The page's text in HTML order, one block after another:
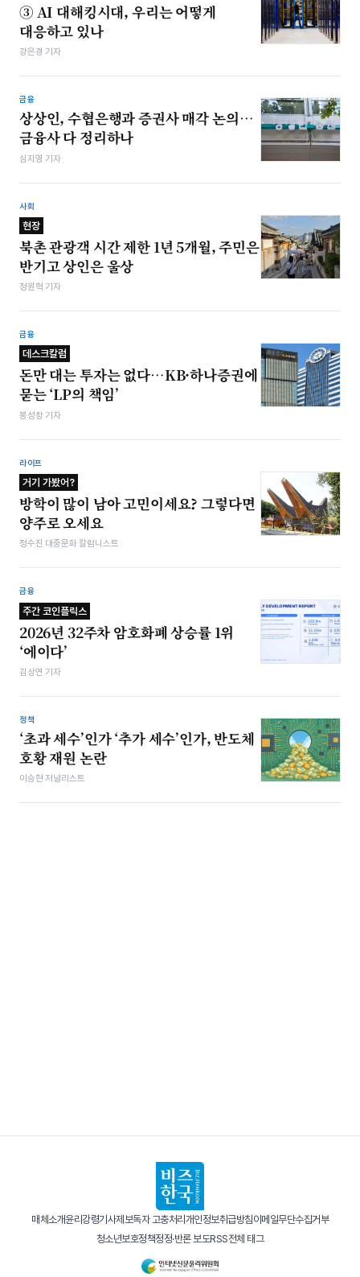
③ AI 대해킹시대, 우리는 어떻게
대응하고 있나
강은경 기자
금융
상상인, 수협은행과 증권사 매각 논의…
금융사 다 정리하나
심지영 기자
사회
현장
북촌 관광객 시간 제한 1년 5개월, 주민은
반기고 상인은 울상
정원혁 기자
금융
데스크칼럼
돈만 대는 투자는 없다…KB·하나증권에
묻는 ‘LP의 책임’
봉성창 기자
라이프
거기 가봤어?
방학이 많이 남아 고민이세요? 그렇다면
양주로 오세요
정수진 대중문화 칼럼니스트
금융
주간 코인플릭스
2026년 32주차 암호화폐 상승률 1위
‘에이다’
김상연 기자
정책
‘초과 세수’인가 ‘추가 세수’인가, 반도체
호황 재원 논란
이승현 저널리스트
매체소개윤리강령기사제보독자 고충처리 개인정보취급방침이메일무단수집거부
청소년보호정책정정·반론 보도RSS전체 태그